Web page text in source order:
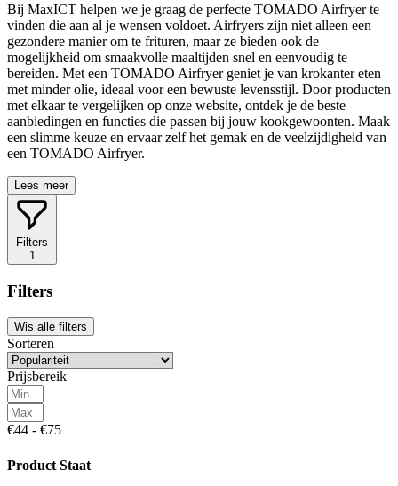
Bij MaxICT helpen we je graag de perfecte TOMADO Airfryer te
vinden die aan al je wensen voldoet. Airfryers zijn niet alleen een
gezondere manier om te frituren, maar ze bieden ook de
mogelijkheid om smaakvolle maaltijden snel en eenvoudig te
bereiden. Met een TOMADO Airfryer geniet je van krokanter eten
met minder olie, ideaal voor een bewuste levensstijl. Door producten
met elkaar te vergelijken op onze website, ontdek je de beste
aanbiedingen en functies die passen bij jouw kookgewoonten. Maak
een slimme keuze en ervaar zelf het gemak en de veelzijdigheid van
een TOMADO Airfryer.
Lees meer
Filters
1
Filters
Wis alle filters
Sorteren
Prijsbereik
€44 - €75
Product Staat